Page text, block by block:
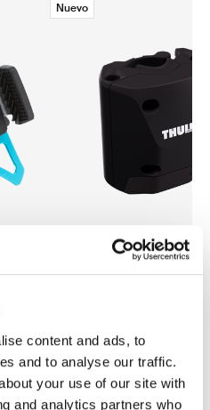
content and ads, to
and to analyse our traffic.
your use of our site with
and analytics partners who
Nuevo
Thule quick release bracket